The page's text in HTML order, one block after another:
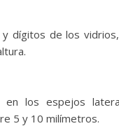
y dígitos de los
los espejos
5 y 10 milímetros.